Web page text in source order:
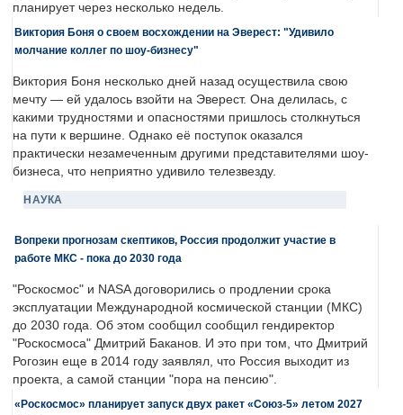
планирует через несколько недель.
Виктория Боня о своем восхождении на Эверест: "Удивило
молчание коллег по шоу-бизнесу"
Виктория Боня несколько дней назад осуществила свою
мечту — ей удалось взойти на Эверест. Она делилась, с
какими трудностями и опасностями пришлось столкнуться
на пути к вершине. Однако её поступок оказался
практически незамеченным другими представителями шоу-
бизнеса, что неприятно удивило телезвезду.
НАУКА
Вопреки прогнозам скептиков, Россия продолжит участие в
работе МКС - пока до 2030 года
"Роскосмос" и NASA договорились о продлении срока
эксплуатации Международной космической станции (МКС)
до 2030 года. Об этом сообщил сообщил гендиректор
"Роскосмоса" Дмитрий Баканов. И это при том, что Дмитрий
Рогозин еще в 2014 году заявлял, что Россия выходит из
проекта, а самой станции "пора на пенсию".
«Роскосмос» планирует запуск двух ракет «Союз-5» летом 2027